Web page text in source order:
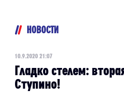
НОВОСТИ
10.9.2020 21:07
Гладко стелем:
Ступино!